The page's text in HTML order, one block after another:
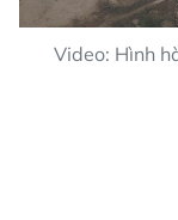
Video: Hình